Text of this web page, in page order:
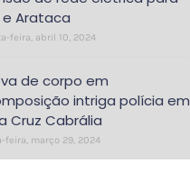
e Arataca
feira, abril 10, 2024
de corpo em
intriga polícia em
Cruz Cabrália
feira, março 29, 2024